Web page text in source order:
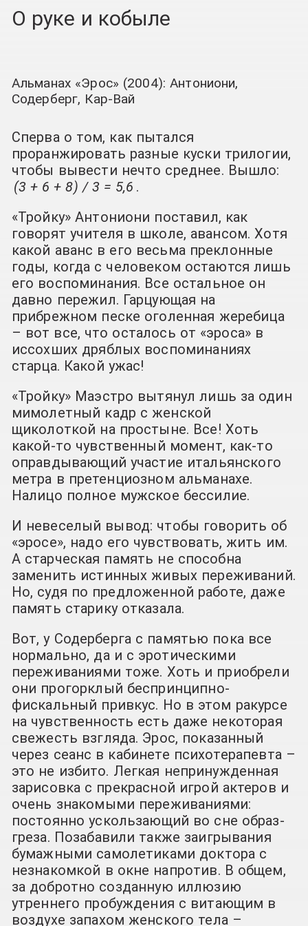
О руке и кобыле
Альманах «Эрос» (2004): Антониони,
Содерберг, Кар-Вай
Сперва о том, как пытался
проранжировать разные куски трилогии,
чтобы вывести нечто среднее. Вышло:
(3 + 6 + 8) / 3 = 5,6 .
«Тройку» Антониони поставил, как
говорят учителя в школе, авансом. Хотя
какой аванс в его весьма преклонные
годы, когда с человеком остаются лишь
его воспоминания. Все остальное он
давно пережил. Гарцующая на
прибрежном песке оголенная жеребица
– вот все, что осталось от «эроса» в
иссохших дряблых воспоминаниях
старца. Какой ужас!
«Тройку» Маэстро вытянул лишь за один
мимолетный кадр с женской
щиколоткой на простыне. Все! Хоть
какой-то чувственный момент, как-то
оправдывающий участие итальянского
метра в претенциозном альманахе.
Налицо полное мужское бессилие.
И невеселый вывод: чтобы говорить об
«эросе», надо его чувствовать, жить им.
А старческая память не способна
заменить истинных живых переживаний.
Но, судя по предложенной работе, даже
память старику отказала.
Вот, у Содерберга с памятью пока все
нормально, да и с эротическими
переживаниями тоже. Хоть и приобрели
они прогорклый беспринципно-
фискальный привкус. Но в этом ракурсе
на чувственность есть даже некоторая
свежесть взгляда. Эрос, показанный
через сеанс в кабинете психотерапевта –
это не избито. Легкая непринужденная
зарисовка с прекрасной игрой актеров и
очень знакомыми переживаниями:
постоянно ускользающий во сне образ-
греза. Позабавили также заигрывания
бумажными самолетиками доктора с
незнакомкой в окне напротив. В общем,
за добротно созданную иллюзию
утреннего пробуждения с витающим в
воздухе запахом женского тела –